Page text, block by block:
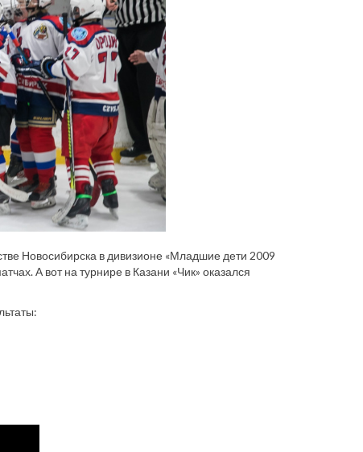
Новосибирска в дивизионе «Младшие дети 2009
А вот на турнире в Казани «Чик» оказался